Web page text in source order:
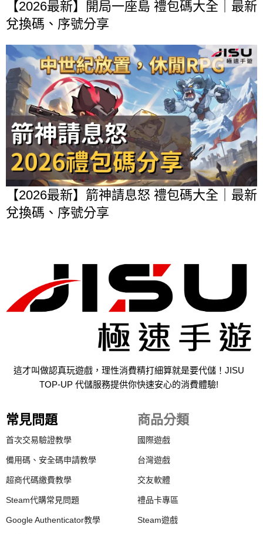
【2026最新】開局一座島 禮包碼大全｜最新
兌換碼、序號分享
【2026最新】箭神請息怒 禮包碼大全｜最新
兌換碼、序號分享
這才叫做認真玩遊戲，理性消費精打細算就是要代儲！JISU
TOP-UP 代儲服務提供你快速安心的消費體驗!
常見問題
首次交易驗證教學
備用碼、安全碼申請教學
超商代碼繳費教學
Steam代購常見問題
Google Authenticator教學
商品分類
國際遊戲
台灣遊戲
交友軟體
禮品卡專區
Steam遊戲